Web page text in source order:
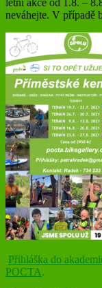
neváhejte. V případě
Přihláška do
POCTA.